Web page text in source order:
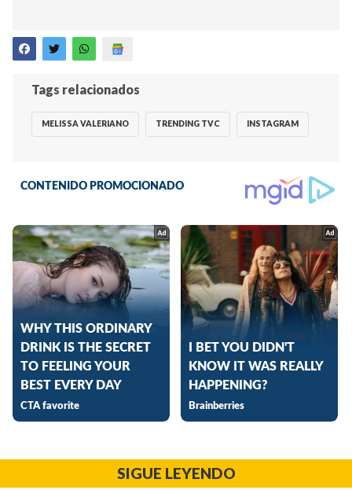
Tags relacionados
MELISSA VALERIANO TRENDING TVC INSTAGRAM
SIGUE LEYENDO